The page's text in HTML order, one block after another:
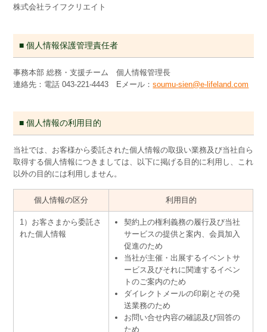
株式会社ライフクリエイト
■ 個人情報保護管理責任者
事務本部 総務・支援チーム 個人情報管理長
連絡先：電話 043-221-4443 Eメール：soumu-sien@e-lifeland.com
■ 個人情報の利用目的
当社では、お客様から委託された個人情報の取扱い業務及び当社自ら
取得する個人情報につきましては、以下に掲げる目的に利用し、これ
以外の目的には利用しません。
個人情報の区分 利用目的
1）お客さまから委託さ
れた個人情報
契約上の権利義務の履行及び当社
サービスの提供と案内、会員加入
促進のため
当社が主催・出展するイベントサ
ービス及びそれに関連するイベン
トのご案内のため
ダイレクトメールの印刷とその発
送業務のため
お問い合せ内容の確認及び回答の
ため